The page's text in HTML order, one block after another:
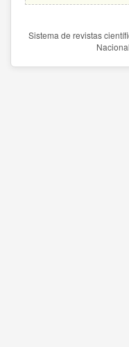
Sistema de revistas